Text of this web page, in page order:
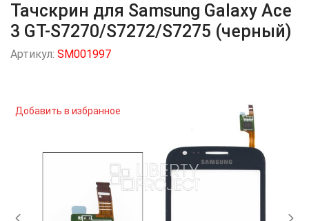
Тачскрин для Samsung Galaxy Ace
3 GT-S7270/S7272/S7275 (черный)
Артикул: SM001997
Добавить в избранное